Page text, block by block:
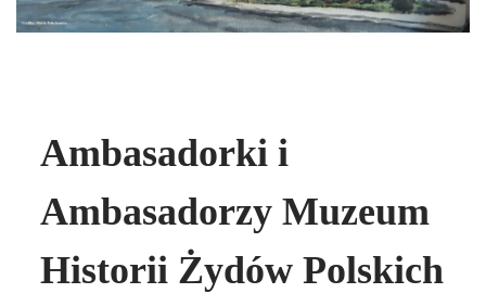
Ambasadorki i
Ambasadorzy Muzeum
Historii Żydów Polskich